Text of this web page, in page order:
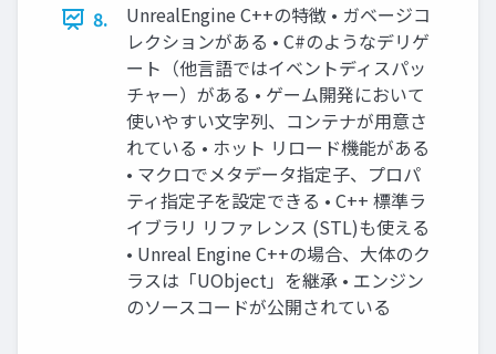
8.
UnrealEngine C++の特徴 • ガベージコ
レクションがある • C#のようなデリゲ
ート（他言語ではイベントディスパッ
チャー）がある • ゲーム開発において
使いやすい文字列、コンテナが用意さ
れている • ホット リロード機能がある
• マクロでメタデータ指定子、プロパ
ティ指定子を設定できる • C++ 標準ラ
イブラリ リファレンス (STL)も使える
• Unreal Engine C++の場合、大体のク
ラスは「UObject」を継承 • エンジン
のソースコードが公開されている